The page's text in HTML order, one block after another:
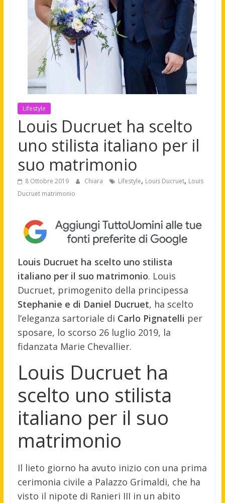
Lifestyle
Louis Ducruet ha scelto
uno stilista italiano per il
suo matrimonio
8 Ottobre 2019 Chiara Lifestyle, Louis Ducruet, Louis
Ducruet matrimonio
Louis Ducruet ha scelto uno stilista
italiano per il suo matrimonio. Louis
Ducruet, primogenito della principessa
Stephanie e di Daniel Ducruet, ha scelto
l’eleganza sartoriale di Carlo Pignatelli per
sposare, lo scorso 26 luglio 2019, la
fidanzata Marie Chevallier.
Louis Ducruet ha
scelto uno stilista
italiano per il suo
matrimonio
Il lieto giorno ha avuto inizio con una prima
cerimonia civile a Palazzo Grimaldi, che ha
visto il nipote di Ranieri III in un abito